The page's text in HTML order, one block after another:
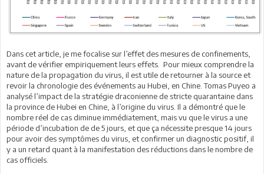
Dans cet article, je me focalise sur l’effet des mesures de confinements,
avant de vérifier empiriquement leurs effets. Pour mieux comprendre la
nature de la propagation du virus, il est utile de retourner à la source et
revoir la chronologie des événements au Hubei, en Chine. Tomas Puyeo a
analysé l’impact de la stratégie draconienne de stricte quarantaine dans
la province de Hubei en Chine, à l’origine du virus. Il a démontré que le
nombre réel de cas diminue immédiatement, mais vu que le virus a une
période d’incubation de de 5 jours, et que ça nécessite presque 14 jours
pour avoir des symptômes du virus, et confirmer un diagnostic positif, il
y a un retard quant à la manifestation des réductions dans le nombre de
cas officiels.